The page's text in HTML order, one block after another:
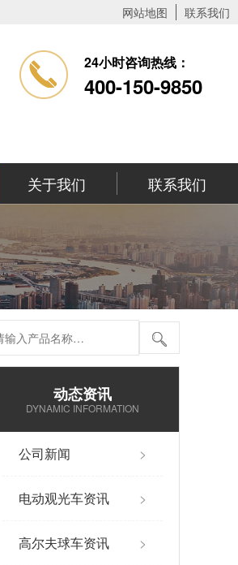
网站地图 联系我们
24小时咨询热线：
400-150-9850
关于我们 联系我们
动态资讯
DYNAMIC INFORMATION
公司新闻 >
电动观光车资讯 >
高尔夫球车资讯 >